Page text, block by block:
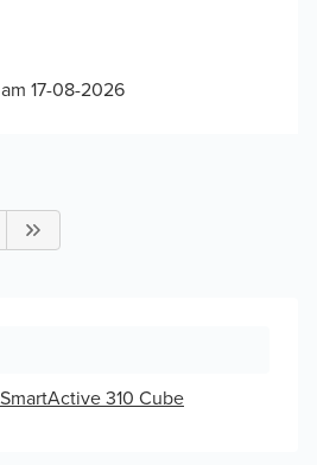
17-08-2026
310 Cube